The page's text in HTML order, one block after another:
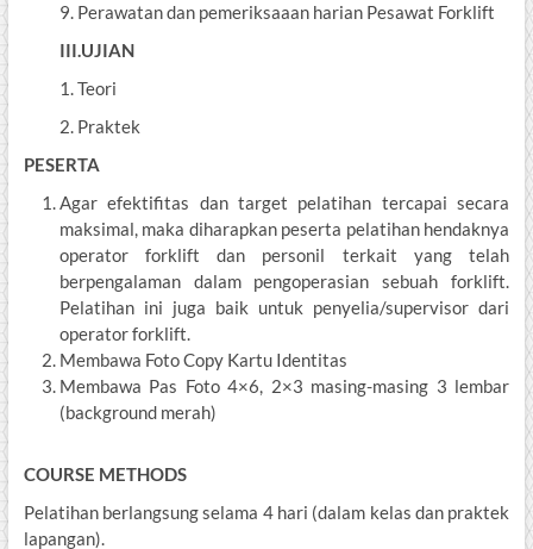
9. Perawatan dan pemeriksaaan harian Pesawat Forklift
III.UJIAN
1. Teori
2. Praktek
PESERTA
Agar efektifitas dan target pelatihan tercapai secara
maksimal, maka diharapkan peserta pelatihan hendaknya
operator forklift dan personil terkait yang telah
berpengalaman dalam pengoperasian sebuah forklift.
Pelatihan ini juga baik untuk penyelia/supervisor dari
operator forklift.
Membawa Foto Copy Kartu Identitas
Membawa Pas Foto 4×6, 2×3 masing-masing 3 lembar
(background merah)
COURSE METHODS
Pelatihan berlangsung selama 4 hari (dalam kelas dan praktek
lapangan).